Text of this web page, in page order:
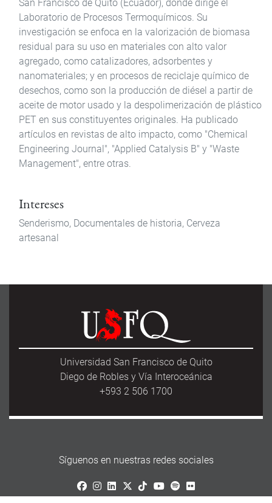
San Francisco de Quito (Ecuador), donde dirige el
Laboratorio de Procesos Termoquímicos. Su
investigación se enfoca en la valorización de biomasa
residual para su uso en materiales con alto valor
agregado, como catalizadores, adsorbentes y
nanomateriales; y en procesos de reciclaje químico de
desechos, como son la producción de diésel a partir de
aceite de motor usado y la despolimerización de plástico
PET en sus constituyentes originales. Ha publicado
artículos en revistas de alto impacto, como "Chemical
Engineering Journal", "Applied Catalysis B" y "Waste
Management", entre otras.
Intereses
Senderismo, Documentales de historia, Cerveza
artesanal
Universidad San Francisco de Quito
Diego de Robles y Vía Interoceánica
+593 2 506 1700
Síguenos en nuestras redes sociales